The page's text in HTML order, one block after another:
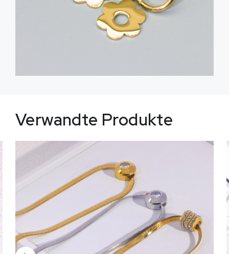
Verwandte Produkte